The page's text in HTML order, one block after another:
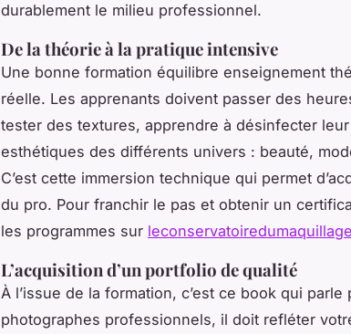
durablement le milieu professionnel.
De la théorie à la pratique intensive
Une bonne formation équilibre enseignement
réelle. Les apprenants doivent passer des
tester des textures, apprendre à désinfecter
esthétiques des différents univers : beauté,
C’est cette immersion technique qui permet
du pro. Pour franchir le pas et obtenir un
les programmes sur
L’acquisition d’un portfolio de qualité
À l’issue de la formation, c’est ce book qui
photographes professionnels, il doit refléter